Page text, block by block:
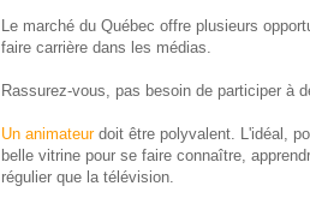
Le marché du Québec offre plusieurs
faire carrière dans les médias.
Rassurez-vous, pas besoin de participer à
Un animateurdoit être polyvalent. L'idéal,
belle vitrine pour se faire connaître,
régulier que la télévision.